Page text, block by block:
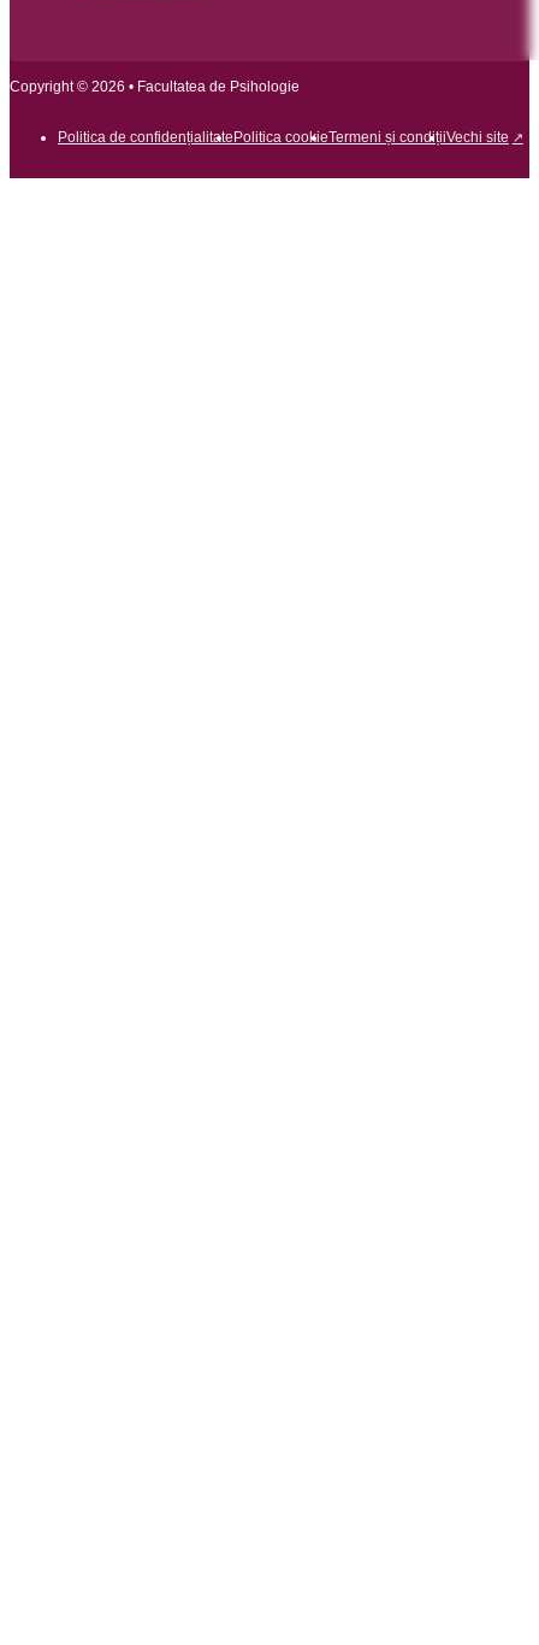
Copyright © 2026 • Facultatea de Psihologie
Politica de confidențialitatePolitica cookieTermeni și condițiiVechi site